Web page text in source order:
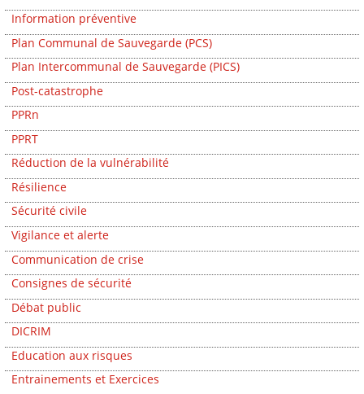
Information préventive
Plan Communal de Sauvegarde (PCS)
Plan Intercommunal de Sauvegarde (PICS)
Post-catastrophe
PPRn
PPRT
Réduction de la vulnérabilité
Résilience
Sécurité civile
Vigilance et alerte
Communication de crise
Consignes de sécurité
Débat public
DICRIM
Education aux risques
Entrainements et Exercices